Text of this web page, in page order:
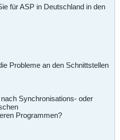
für ASP in Deutschland in den
Probleme an den Schnittstellen
Synchronisations- oder
Programmen?